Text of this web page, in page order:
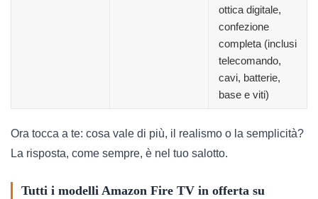
ottica digitale,
confezione
completa (inclusi
telecomando,
cavi, batterie,
base e viti)
Ora tocca a te: cosa vale di più, il realismo o la semplicità?
La risposta, come sempre, è nel tuo salotto.
Tutti i modelli Amazon Fire TV in offerta su